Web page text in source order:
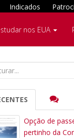
Indicados
nos EUA
Opção de
pertinho da